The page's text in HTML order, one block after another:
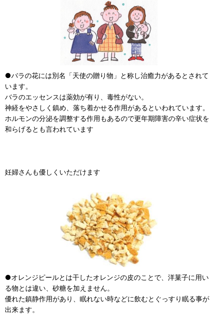
●バラの花には別名「天使の贈り物」と称し治癒力があるとされて
います。
バラのエッセンスは薬効が有り、毒性がない。
神経をやさしく鎮め、落ち着かせる作用があるといわれています。
ホルモンの分泌を調整する作用もあるので更年期障害の辛い症状を
和らげるとも言われています
妊婦さんも優しくいただけます
●オレンジピールとは干したオレンジの皮のことで、洋菓子に用い
る物とは違い、砂糖を加えません。
優れた鎮静作用があり、眠れない時などに飲むとぐっすり眠る事が
出来ます。